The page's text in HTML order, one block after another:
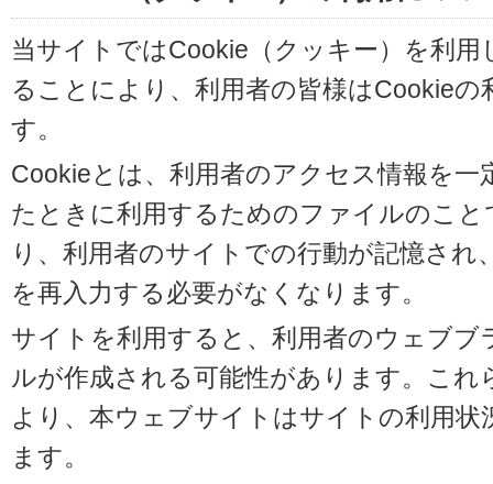
当サイトではCookie（クッキー）を利
ることにより、利用者の皆様はCookie
す。
Cookieとは、利用者のアクセス情報を
たときに利用するためのファイルのこ
り、利用者のサイトでの行動が記憶さ
を再入力する必要がなくなります。
サイトを利用すると、利用者のウェブ
ルが作成される可能性があります。こ
より、本ウェブサイトはサイトの利用
ます。